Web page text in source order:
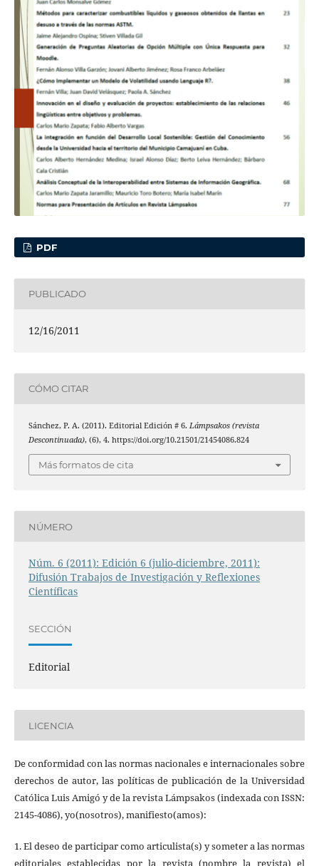
PDF
PUBLICADO
12/16/2011
CÓMO CITAR
Sánchez, P. A. (2011). Editorial Edición # 6. Lámpsakos (revista
Descontinuada), (6), 4. https://doi.org/10.21501/21454086.824
Más formatos de cita
NÚMERO
Núm. 6 (2011): Edición 6 (julio-diciembre, 2011):
Difusión Trabajos de Investigación y Reflexiones
Científicas
SECCIÓN
Editorial
LICENCIA
De conformidad con las normas nacionales e internacionales sobre
derechos de autor, las políticas de publicación de la Universidad
Católica Luis Amigó y de la revista Lámpsakos (indexada con ISSN:
2145-4086), yo(nosotros), manifiesto(amos):
1. El deseo de participar como articulista(s) y someter a las normas
editoriales establecidas por la revista (nombre la revista) el